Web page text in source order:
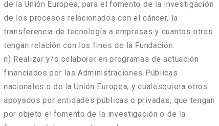
de la Unión Europea, para el fomento de la investigación
de los procesos relacionados con el cáncer, la
transferencia de tecnología a empresas y cuantos otros
tengan relación con los fines de la Fundación.
n) Realizar y/o colaborar en programas de actuación
financiados por las Administraciones Públicas
nacionales o de la Unión Europea, y cualesquiera otros
apoyados por entidades públicas o privadas, que tengan
por objeto el fomento de la investigación o de la